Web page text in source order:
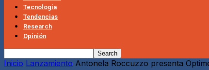
Tecnologia
Tendencias
Research
Opinión
Inicio Lanzamiento Antonela Roccuzzo presenta